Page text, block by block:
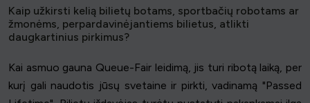
Kaip užkirsti kelią bilietų botams, sportbačių robotams ar
žmonėms, perpardavinėjantiems bilietus, atlikti
daugkartinius pirkimus?
Kai asmuo gauna Queue-Fair leidimą, jis turi ribotą laiką, per
kurį gali naudotis jūsų svetaine ir pirkti, vadinamą "Passed